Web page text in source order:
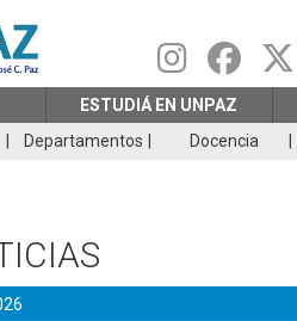
ESTUDIÁ EN UNPAZ
Departamentos Docencia